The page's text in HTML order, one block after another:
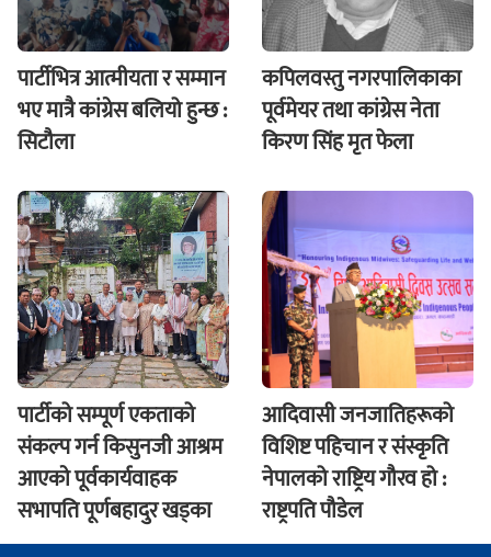
पार्टीभित्र आत्मीयता र सम्मान
भए मात्रै कांग्रेस बलियो हुन्छ :
सिटौला
कपिलवस्तु नगरपालिकाका
पूर्वमेयर तथा कांग्रेस नेता
किरण सिंह मृत फेला
पार्टीको सम्पूर्ण एकताको
संकल्प गर्न किसुनजी आश्रम
आएकाे पूर्वकार्यवाहक
सभापति पूर्णबहादुर खड्का
आदिवासी जनजातिहरूको
विशिष्ट पहिचान र संस्कृति
नेपालको राष्ट्रिय गौरव हो :
राष्ट्रपति पौडेल